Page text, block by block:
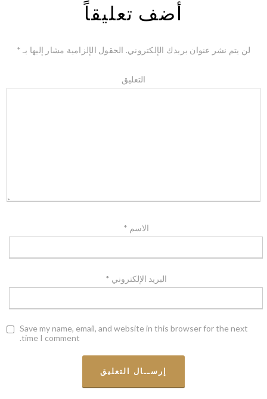
أضف تعليقاً
لن يتم نشر عنوان بريدك الإلكتروني. الحقول الإلزامية مشار إليها بـ *
التعليق
الاسم *
البريد الإلكتروني *
Save my name, email, and website in this browser for the next
time I comment.